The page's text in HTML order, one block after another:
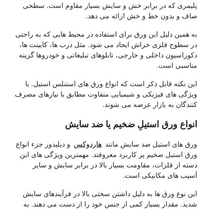
پلیمری که در برابر خش و سایش بسیار مقاوم است. سطحی
صاف و بدون خط و خش ارائه می دهد.
به همین دلیل این ورق برای استفاده در محیط هایی که به راحتی
در سطوح فلزی خراش ایجاد می شود. مثل درب ها، کابینت ها،
دکوراسیون داخلی و خارجی، تابلوهای تبلیغاتی و خودروها گزینه
مناسبی است.
این نکته قابل ذکر است که انواع ورق های استنلس استیل. با
ویژگی های فیزیکی و شیمیایی متفاوت مطابق با نیازهای مصرف
کنندگان به بازار عرضه می شوند.
انواع ورق استیلِ ضخیم یا ضد سایش
ورق های استیل ضد سایش مانند هاردوکس و دیلیدور جزء انواع
ورق استیل ضخیم پر کاربرد معروفند. مهمترین ویژگی های این
دسته از فلزات، مقاومت بسیار بالا در برابر سایش و سایر
آسیب های مکانیکی است.
این نوع ورق ها به دلیل داشتن سختی بالا در فرآیندهای سایش
شدید. مقدار بسیار کمی از جنس خود را از دست می دهند. به